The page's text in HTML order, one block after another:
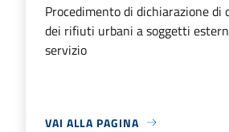
Procedimento di dichiarazione di
dei rifiuti urbani a soggetti
servizio
VAI ALLA PAGINA